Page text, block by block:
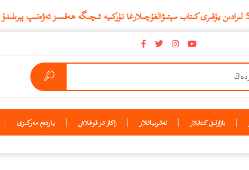
بازارلىق كىتابلار نەشرىياتلار زاكاز ئىز قوغلاش ياردەم مەركىزى